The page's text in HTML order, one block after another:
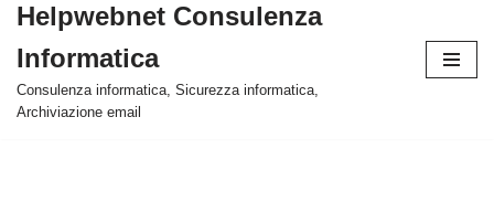
al
contenuto
Helpwebnet Consulenza
Informatica
Consulenza informatica, Sicurezza informatica,
Archiviazione email